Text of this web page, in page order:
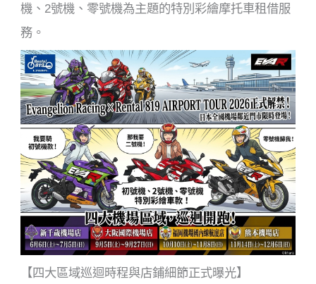
機、2號機、零號機為主題的特別彩繪摩托車租借服
務。
【四大區域巡迴時程與店鋪細節正式曝光】